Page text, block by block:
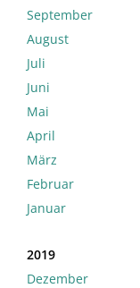
September
August
Juli
Juni
Mai
April
März
Februar
Januar
2019
Dezember